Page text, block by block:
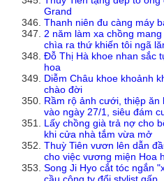
Grand
Thanh niên đu càng máy
2 năm làm xa chồng
chìa ra thứ khiến tôi ngã
Đỗ Thị Hà khoe nhan sắc
hoa
Diễm Châu khoe khoảnh
chào đời
Rầm rộ ảnh cưới, thiệp
vào ngày 27/1, siêu đám
Lấy chồng già trả nợ cho
khi cửa nhà tắm vừa mở
Thuỳ Tiên vươn lên dẫn
cho việc vương miện Hoa
Song Ji Hyo cắt tóc ngắn